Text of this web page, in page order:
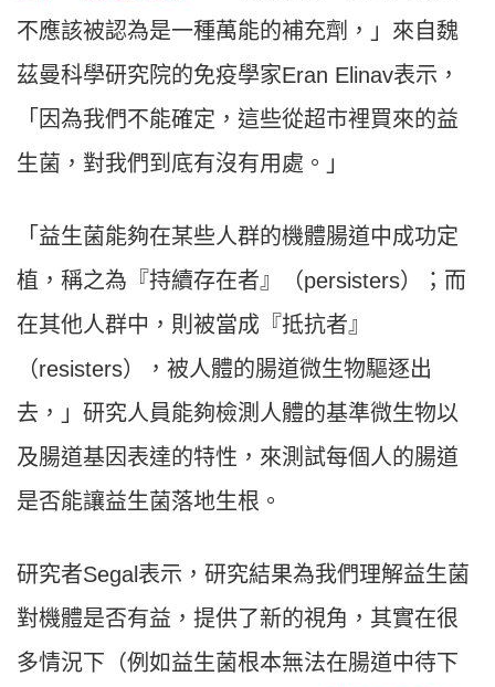
不應該被認為是一種萬能的補充劑，」來自魏
茲曼科學研究院的免疫學家Eran Elinav表示，
「因為我們不能確定，這些從超市裡買來的益
生菌，對我們到底有沒有用處。」
「益生菌能夠在某些人群的機體腸道中成功定
植，稱之為『持續存在者』（persisters）；而
在其他人群中，則被當成『抵抗者』
（resisters），被人體的腸道微生物驅逐出
去，」研究人員能夠檢測人體的基準微生物以
及腸道基因表達的特性，來測試每個人的腸道
是否能讓益生菌落地生根。
研究者Segal表示，研究結果為我們理解益生菌
對機體是否有益，提供了新的視角，其實在很
多情況下（例如益生菌根本無法在腸道中待下